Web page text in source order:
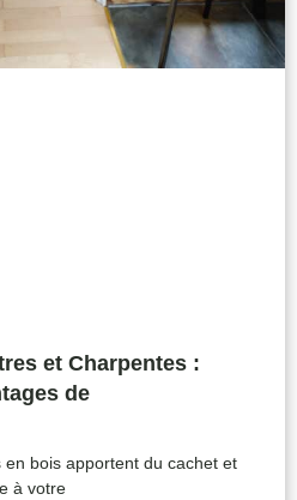
et Charpentes :
de
bois apportent du cachet et
à votre